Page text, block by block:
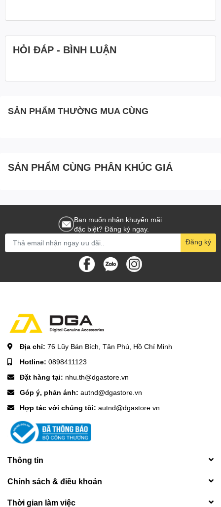
HỎI ĐÁP - BÌNH LUẬN
SẢN PHẨM THƯỜNG MUA CÙNG
SẢN PHẨM CÙNG PHÂN KHÚC GIÁ
Bạn muốn nhận khuyến mãi
đặc biệt? Đăng ký ngay.
Đăng ký
Địa chỉ: 76 Lũy Bán Bích, Tân Phú, Hồ Chí Minh
Hotline: 0898411123
Đặt hàng tại: nhu.th@dgastore.vn
Góp ý, phản ánh: autnd@dgastore.vn
Hợp tác với chúng tôi: autnd@dgastore.vn
Thông tin
Chính sách & điều khoản
Thời gian làm việc